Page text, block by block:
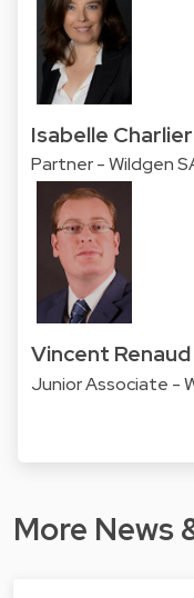
Isabelle Charlier
Partner - Wildgen
Vincent Renaud
Junior Associate -
More News